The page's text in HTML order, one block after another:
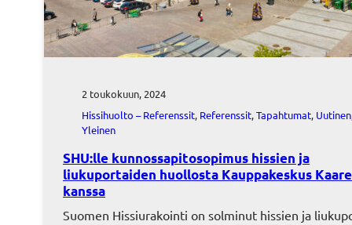
2 toukokuun, 2024
Hissihuolto – Referenssit, Referenssit, Tapahtumat, Uutinen
Yleinen
SHU:lle kunnossapitosopimus hissien ja
liukuportaiden huollosta Kauppakeskus
kanssa
Suomen Hissiurakointi on solminut hissien ja